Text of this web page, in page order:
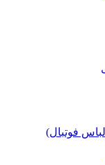
فوتبال)